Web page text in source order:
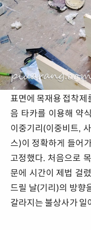
표면에 목재용 접착제
음 타카를 이용해 약
이중기리(이중비트,
스)이 정확하게 들어
고정했다. 처음으로
문에 시간이 제법 걸
드릴 날(기리)의 방향
갈라지는 불상사가 일